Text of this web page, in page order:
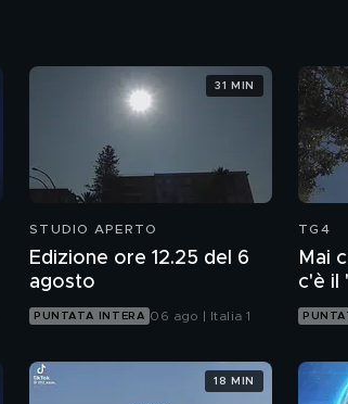
STUDIO APERTO
Edizione ore 12.25 del 6
agosto
PUNTATA INTERA 06 ago | Italia 1
31 MIN
TG4
Mai
c'è il
città
18 MIN